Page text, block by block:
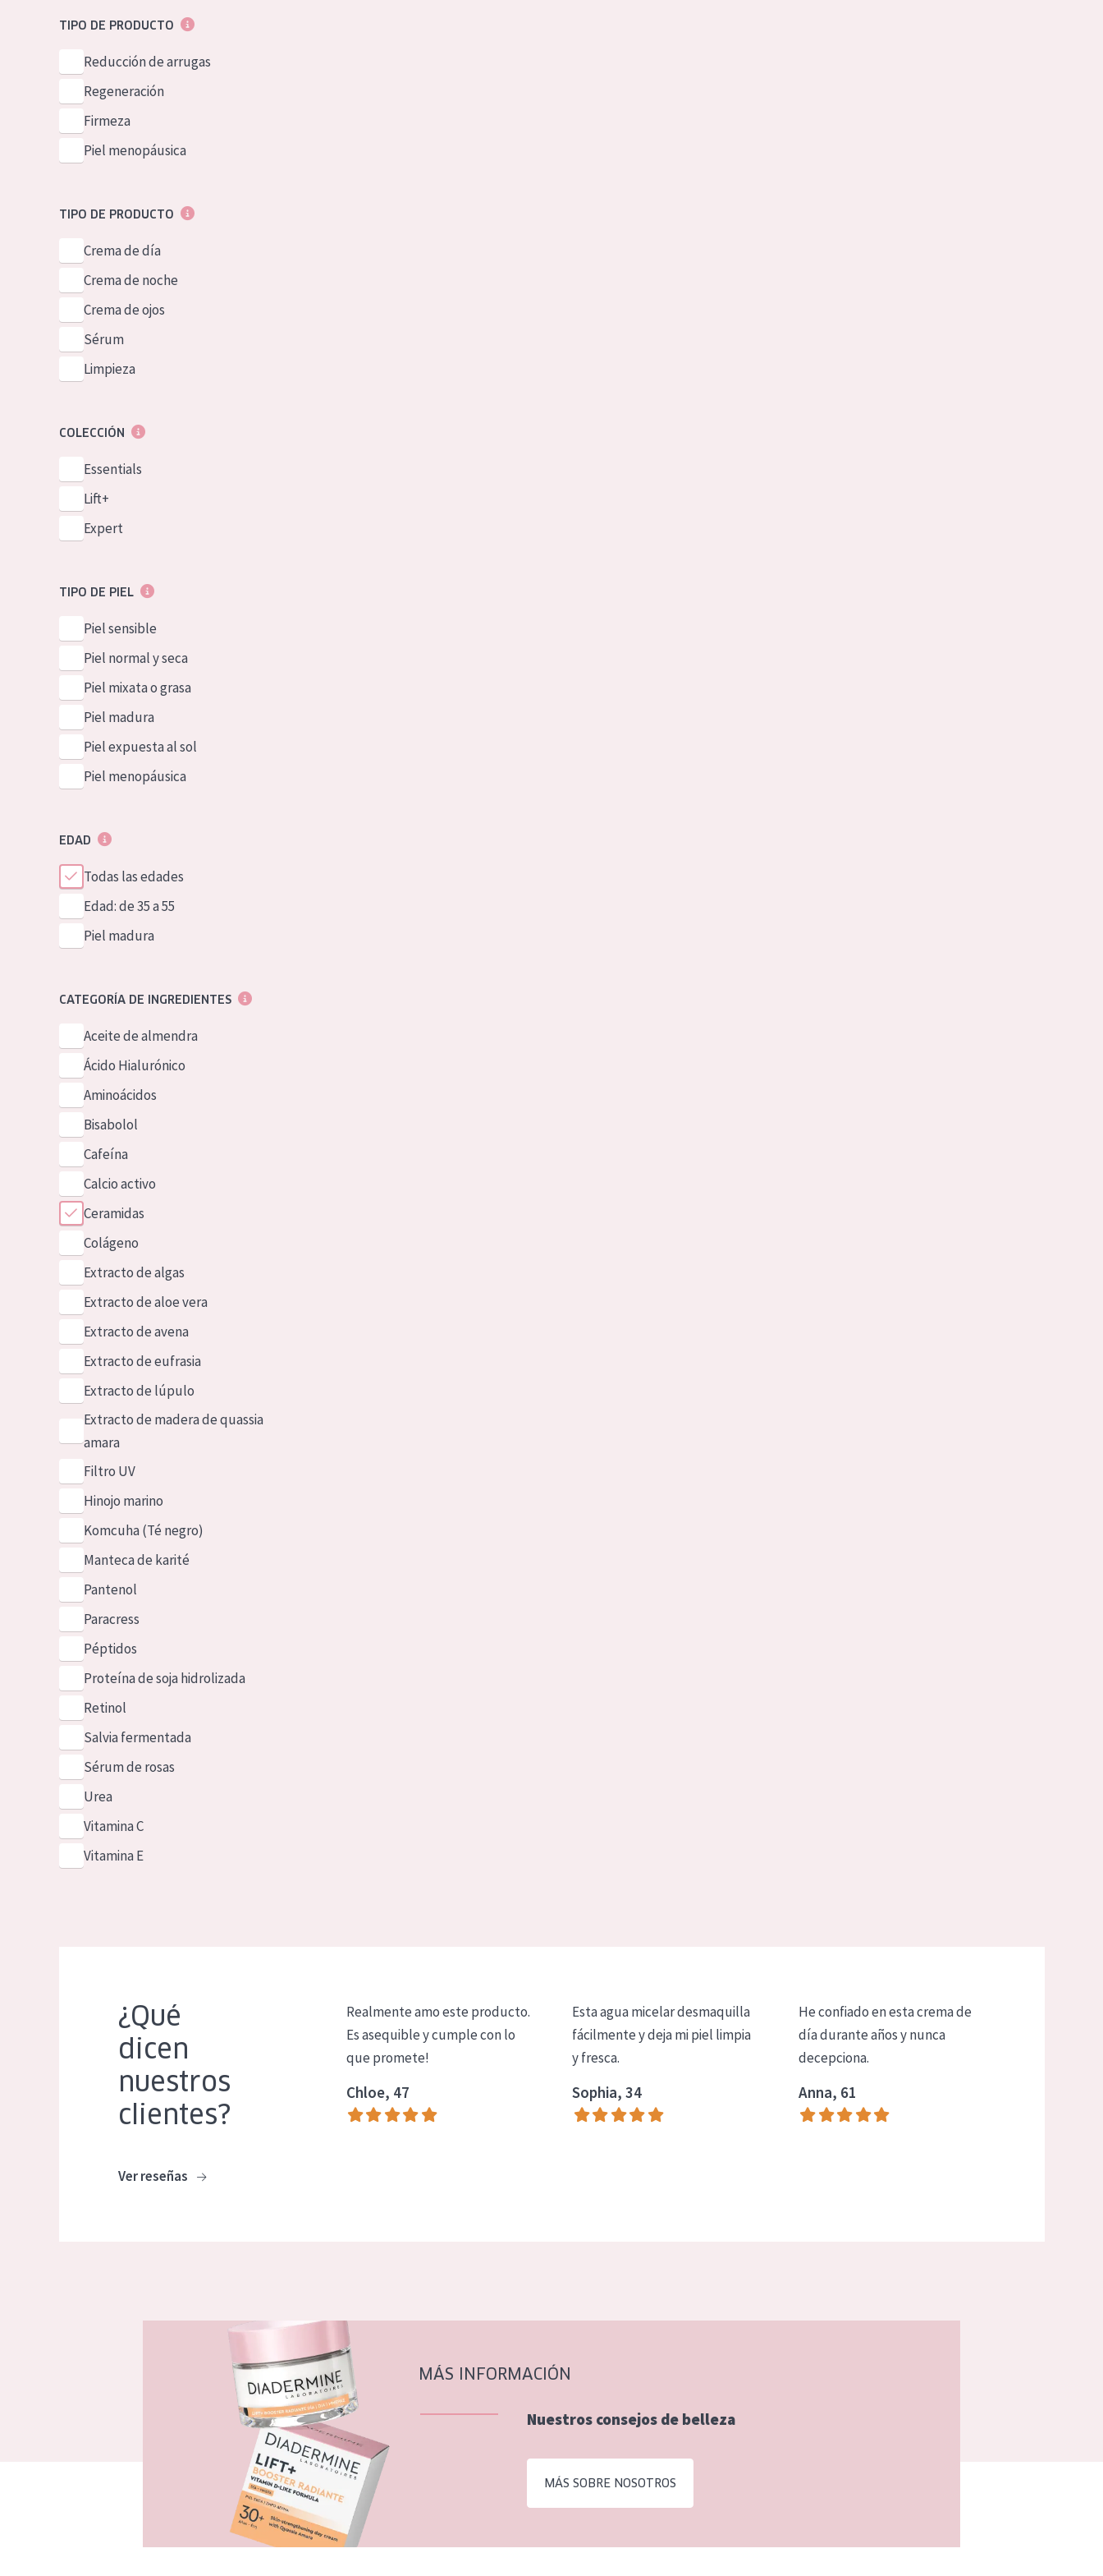
GermanTIPO DE PRODUCTO
Reducción de arrugas
Regeneración
Firmeza
Piel menopáusica
TIPO DE PRODUCTO
Crema de día
Crema de noche
Crema de ojos
Sérum
Limpieza
COLECCIÓN
Essentials
Lift+
Expert
TIPO DE PIEL
Piel sensible
Piel normal y seca
Piel mixata o grasa
Piel madura
Piel expuesta al sol
Piel menopáusica
EDAD
Todas las edades
Edad: de 35 a 55
Piel madura
CATEGORÍA DE INGREDIENTES
Aceite de almendra
Ácido Hialurónico
Aminoácidos
Bisabolol
Cafeína
Calcio activo
Ceramidas
Colágeno
Extracto de algas
Extracto de aloe vera
Extracto de avena
Extracto de eufrasia
Extracto de lúpulo
Extracto de madera de quassia
amara
Filtro UV
Hinojo marino
Komcuha (Té negro)
Manteca de karité
Pantenol
Paracress
Péptidos
Proteína de soja hidrolizada
Retinol
Salvia fermentada
Sérum de rosas
Urea
Vitamina C
Vitamina E
¿Qué
dicen
nuestros
clientes?
Ver reseñas
Realmente amo este producto.
Es asequible y cumple con lo
que promete!
Chloe, 47
Esta agua micelar desmaquilla
fácilmente y deja mi piel limpia
y fresca.
Sophia, 34
He confiado en esta crema de
día durante años y nunca
decepciona.
Anna, 61
MÁS INFORMACIÓN
Nuestros consejos de belleza
MÁS SOBRE NOSOTROS